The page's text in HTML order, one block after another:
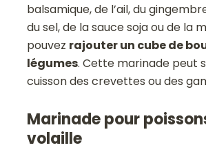
balsamique, de l’ail, du
du sel, de la sauce soja ou de la
pouvez rajouter un cube de
légumes. Cette marinade peut
cuisson des crevettes ou des
Marinade pour
volaille